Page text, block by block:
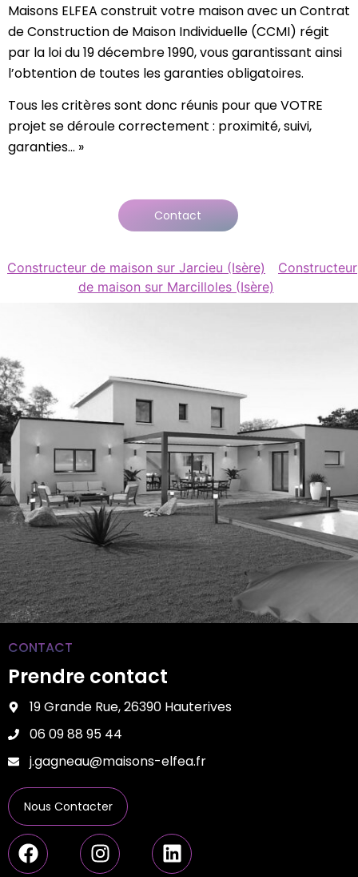
Maisons ELFEA construit votre maison avec un Contrat
de Construction de Maison Individuelle (CCMI) régit
par la loi du 19 décembre 1990, vous garantissant ainsi
l’obtention de toutes les garanties obligatoires.
Tous les critères sont donc réunis pour que VOTRE
projet se déroule correctement : proximité, suivi,
garanties… »
Contact
Constructeur de maison sur Jarcieu (Isère)
Constructeur
de maison sur Marcilloles (Isère)
CONTACT
Prendre contact
19 Grande Rue, 26390 Hauterives
06 09 88 95 44
j.gagneau@maisons-elfea.fr
Nous Contacter